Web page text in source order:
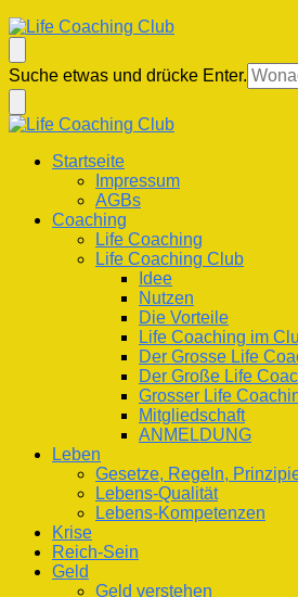
Life Coaching Club
Für Deine Lebenskompetenz
Suchst
du
nach
etwas?
Suche etwas und drücke Enter.
Life Coaching Club
Für Deine Lebenskompetenz
Startseite
Impressum
AGBs
Coaching
Life Coaching
Life Coaching Club
Idee
Nutzen
Die Vorteile
Life Coaching im
Der Grosse Life
Der Große Life
Grosser Life
Mitgliedschaft
ANMELDUNG
Leben
Gesetze, Regeln,
Lebens-Qualität
Lebens-Kompetenzen
Krise
Reich-Sein
Geld
Geld verstehen